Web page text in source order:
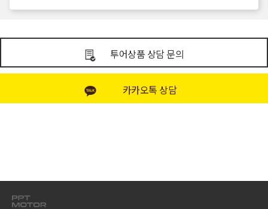
투어상품 상담 문의
카카오톡 상담